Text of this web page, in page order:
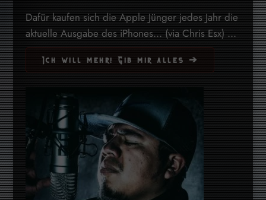
Dafür kaufen sich die Apple Jünger jedes Jahr die
aktuelle Ausgabe des iPhones... (via Chris Esx) ...
Ich will mehr! Gib mir alles ➔